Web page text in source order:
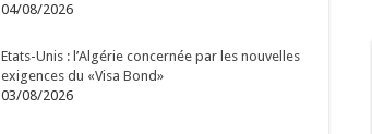
04/08/2026
Etats-Unis : l’Algérie concernée par les nouvelles
exigences du «Visa Bond»
03/08/2026